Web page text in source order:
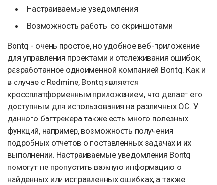
Настраиваемые уведомления
Возможность работы со скриншотами
Bontq - очень простое, но удобное веб-приложение
для управления проектами и отслеживания ошибок,
разработанное одноименной компанией Bontq. Как и
в случае с Redmine, Bontq является
кроссплатформенным приложением, что делает его
доступным для использования на различных ОС. У
данного багтрекера также есть много полезных
функций, например, возможность получения
подробных отчетов о поставленных задачах и их
выполнении. Настраиваемые уведомления Bontq
помогут не пропустить важную информацию о
найденных или исправленных ошибках, а также